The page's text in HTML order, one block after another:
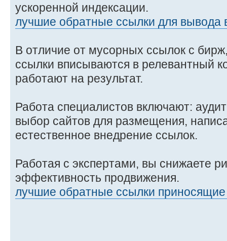
ускоренной индексации.
лучшие обратные ссылки для вывода
В отличие от мусорных ссылок с
ссылки вписываются в релевантный
работают на результат.
Работа специалистов включают:
выбор сайтов для размещения,
естественное внедрение ссылок.
Работая с экспертами, вы снижаете
эффективность продвижения.
лучшие обратные ссылки приносящие